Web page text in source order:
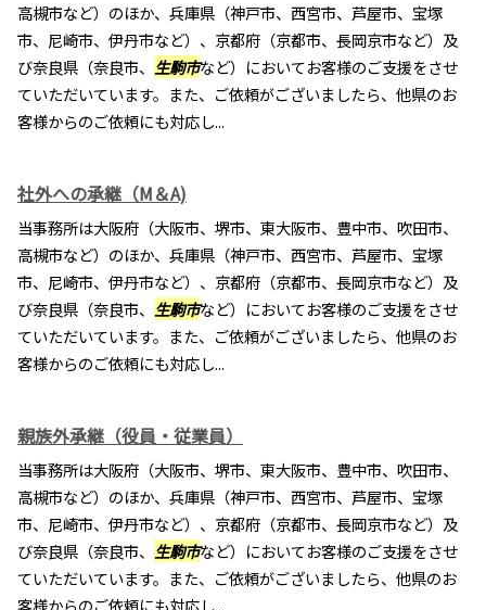
高槻市など）のほか、兵庫県（神戸市、西宮市、芦屋市、宝塚
市、尼崎市、伊丹市など）、京都府（京都市、長岡京市など）及
び奈良県（奈良市、 生駒市など）においてお客様のご支援をさせ
ていただいています。また、ご依頼がございましたら、他県のお
客様からのご依頼にも対応し...
社外への承継（M＆A)
当事務所は大阪府（大阪市、堺市、東大阪市、豊中市、吹田市、
高槻市など）のほか、兵庫県（神戸市、西宮市、芦屋市、宝塚
市、尼崎市、伊丹市など）、京都府（京都市、長岡京市など）及
び奈良県（奈良市、 生駒市など）においてお客様のご支援をさせ
ていただいています。また、ご依頼がございましたら、他県のお
客様からのご依頼にも対応し...
親族外承継（役員・従業員）
当事務所は大阪府（大阪市、堺市、東大阪市、豊中市、吹田市、
高槻市など）のほか、兵庫県（神戸市、西宮市、芦屋市、宝塚
市、尼崎市、伊丹市など）、京都府（京都市、長岡京市など）及
び奈良県（奈良市、 生駒市など）においてお客様のご支援をさせ
ていただいています。また、ご依頼がございましたら、他県のお
客様からのご依頼にも対応し...